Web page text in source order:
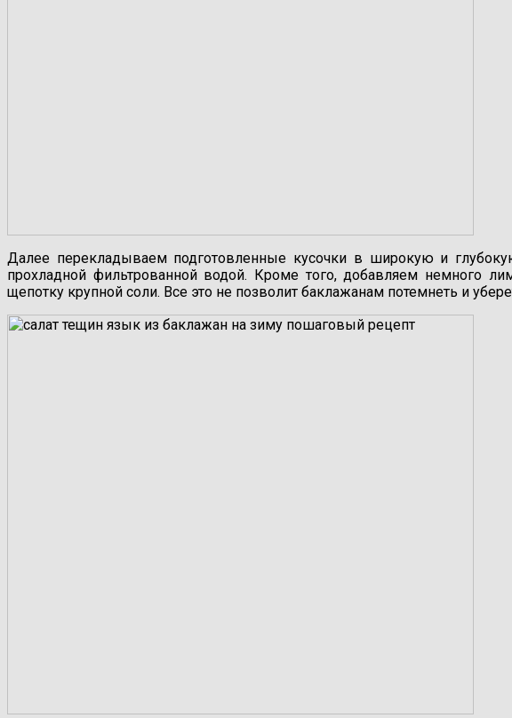
Далее перекладываем подготовленные кусочки в широкую и
прохладной фильтрованной водой. Кроме того, добавляем немного
щепотку крупной соли. Все это не позволит баклажанам потемнеть и